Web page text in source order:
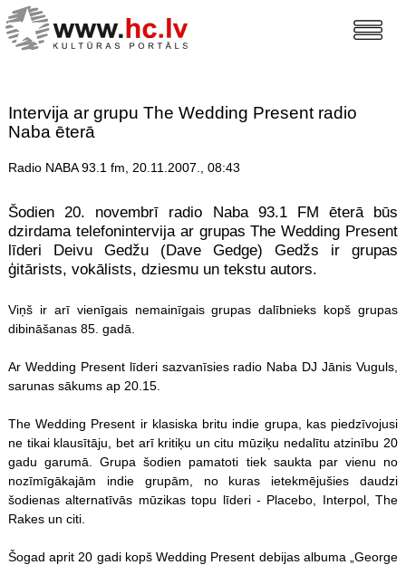
Intervija ar grupu The Wedding Present radio
Naba ēterā
Radio NABA 93.1 fm, 20.11.2007., 08:43
Šodien 20. novembrī radio Naba 93.1 FM ēterā būs
dzirdama telefonintervija ar grupas The Wedding Present
līderi Deivu Gedžu (Dave Gedge) Gedžs ir grupas
ģitārists, vokālists, dziesmu un tekstu autors.
Viņš ir arī vienīgais nemainīgais grupas dalībnieks kopš grupas
dibināšanas 85. gadā.
Ar Wedding Present līderi sazvanīsies radio Naba DJ Jānis Vuguls,
sarunas sākums ap 20.15.
The Wedding Present ir klasiska britu indie grupa, kas piedzīvojusi
ne tikai klausītāju, bet arī kritiķu un citu mūziķu nedalītu atzinību 20
gadu garumā. Grupa šodien pamatoti tiek saukta par vienu no
nozīmīgākajām indie grupām, no kuras ietekmējušies daudzi
šodienas alternatīvās mūzikas topu līderi - Placebo, Interpol, The
Rakes un citi.
Šogad aprit 20 gadi kopš Wedding Present debijas albuma „George